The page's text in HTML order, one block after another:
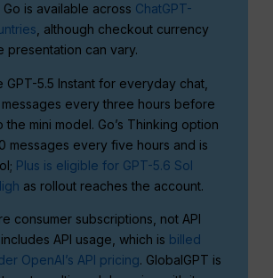
Go is available across ChatGPT-
, although checkout currency
presentation can vary.
GPT-5.5 Instant for everyday chat,
messages every three hours before
the mini model. Go’s Thinking option
messages every five hours and is
Plus is eligible for GPT-5.6 Sol
as rollout reaches the account.
consumer subscriptions, not API
API usage, which is billed
OpenAI’s API pricing. GlobalGPT is